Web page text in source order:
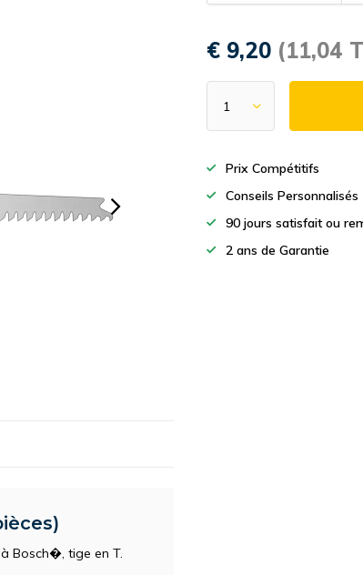
€ 9,20 (11,04
Prix Compétitifs
Conseils Personnalisés
90 jours satisfait ou
2 ans de Garantie
Bosch�, tige en T.